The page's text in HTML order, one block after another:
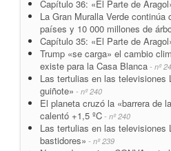
Capítulo 36: «El Parte de
La Gran Muralla Verde
países y 10 000 millones de
Capítulo 35: «El Parte de
Trump «se carga» el cambio
existe para la Casa Blanca - nº
Las tertulias en las televisiones
guiñote» - nº 240
El planeta cruzó la «barrera de
calentó +1,5 ºC - nº 240
Las tertulias en las televisiones
bastidores» - nº 239